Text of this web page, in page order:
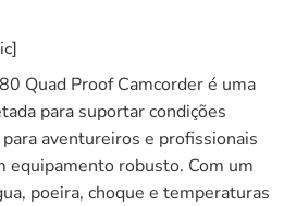
Quad Proof Camcorder é uma
para suportar condições
aventureiros e profissionais
equipamento robusto. Com um
poeira, choque e temperaturas